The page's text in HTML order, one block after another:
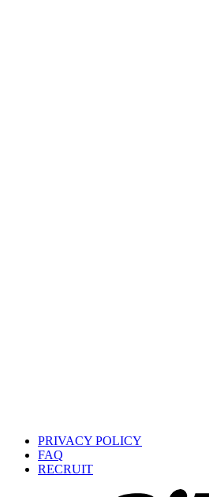
PRIVACY POLICY
FAQ
RECRUIT